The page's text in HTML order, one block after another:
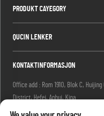
PRODUKT CAYEGORY
QUCIN LENKER
KONTAKTINFORMASJON
Office add : Rom 1910, Blok C,
District, Hefei, Anhui, Kina